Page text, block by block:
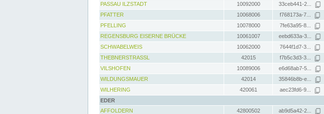
PASSAU ILZSTADT
10092000 33ceb441-2...
PFATTER
10068006 f768173a-7...
PFELLING
10078000 7fe63a95-8...
REGENSBURG EISERNE BRÜCKE
10061007 eebd633a-3...
SCHWABELWEIS
10062000 7644f1d7-3...
THEBNERSTRASSL
42015 f7b5c3d3-3...
VILSHOFEN
10089006 e6d68ab7-5...
WILDUNGSMAUER
42014 35846b8b-e...
WILHERING
420061 aec23fd6-9...
EDER
AFFOLDERN
42800502 ab9d5a42-2...